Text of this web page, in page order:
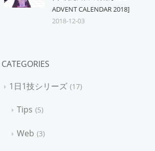
ADVENT CALENDAR 2018]
2018-12-03
CATEGORIES
1日1技シリーズ 17
Tips 5
Web 3